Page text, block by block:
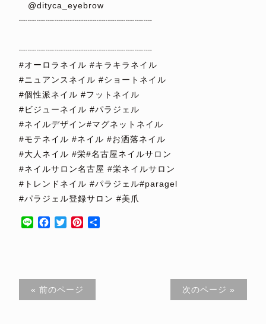
@dityca_eyebrow
┈┈┈┈┈┈┈┈┈┈┈┈┈┈┈
┈┈┈┈┈┈┈┈┈┈┈┈┈┈┈
#オーロラネイル #キラキラネイル
#ニュアンスネイル #ショートネイル
#個性派ネイル #フットネイル
#ビジューネイル #パラジェル
#ネイルデザイン#マグネットネイル
#モテネイル #ネイル #お洒落ネイル
#大人ネイル #栄#名古屋ネイルサロン
#ネイルサロン名古屋 #栄ネイルサロン
#トレンドネイル #パラジェル#paragel
#パラジェル登録サロン #美爪
Line Facebook
TwitterPinterest
« 前のページ 次のページ »